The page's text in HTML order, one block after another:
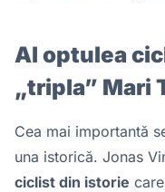
Al optulea
„tripla” Mari
Cea mai importantă
una istorică. Jonas
ciclist din istorie